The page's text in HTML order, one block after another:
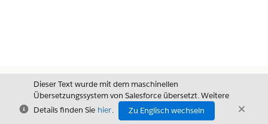
Schließen
Dieser Text wurde mit dem maschinellen
Übersetzungssystem von Salesforce übersetzt. Weitere
Details finden Sie hier.
Zu Englisch wechseln